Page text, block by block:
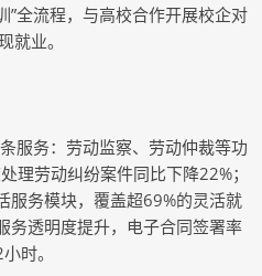
”全流程，与高校合作开展校企对
就业。
服务：劳动监察、劳动仲裁等功
理劳动纠纷案件同比下降22%；
服务模块，覆盖超69%的灵活就
务透明度提升，电子合同签署率
时。